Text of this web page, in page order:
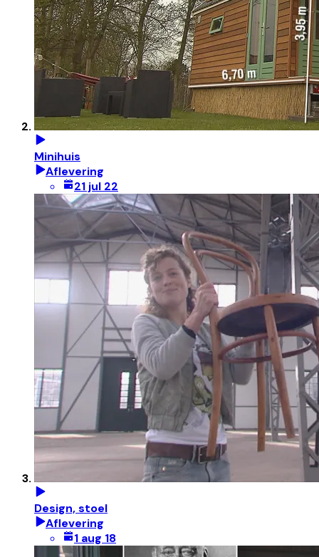
Minihuis
Aflevering
21 jul 22
Design, stoel
Aflevering
1 aug 18